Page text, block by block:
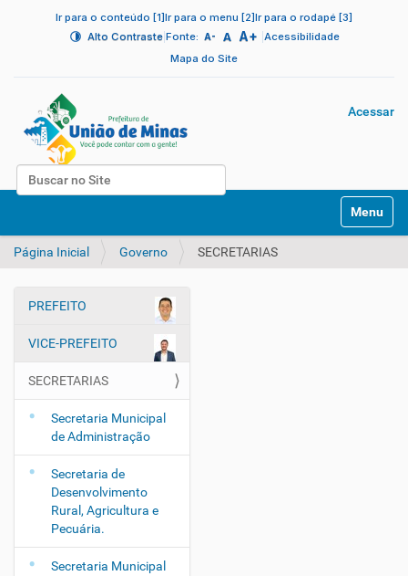
Ir para o conteúdo [1]Ir para o menu [2]Ir para o rodapé [3]
Alto Contraste| Fonte: A- A A+ Acessibilidade
Mapa do Site
Busca
Acessar
v
Toggle
Página Inicial Governo SECRETARIAS
N
e
g
a
ã
PREFEITO
VICE-PREFEITO
SECRETARIAS
Secretaria Municipal
de Administração
Secretaria de
Desenvolvimento
Rural, Agricultura e
Pecuária.
Secretaria Municipal